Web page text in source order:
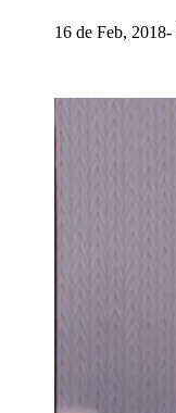
16 de Feb, 2018